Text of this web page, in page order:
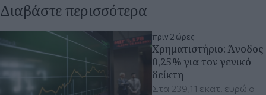
Διαβάστε περισσότερα
πριν 2 ώρες
Χρηματιστήριο: Άνοδος
0,25% για τον γενικό
δείκτη
Στα 239,11 εκατ. ευρώ ο